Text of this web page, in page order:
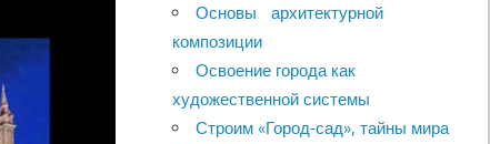
Основы архитектурной
композиции
Освоение города как
художественной системы
Строим «Город-сад», тайны мира